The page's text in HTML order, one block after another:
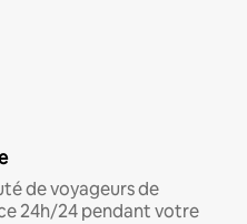
de voyageurs de
24h/24 pendant votre